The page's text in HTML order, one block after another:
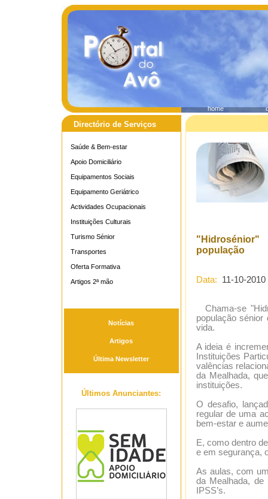
home
Directório de Serviços
Saúde & Bem-estar
Apoio Domiciliário
Equipamentos Sociais
Equipamento Geriátrico
Actividades Ocupacionais
Instituições Culturais
Turismo Sénior
Transportes
Oferta Formativa
Artigos 2ª mão
Notícias
Artigos
Última Newsletter
Últimos Anunciantes:
população
Data: 11-10-2010
Chama-se
população
vida.
A ideia é
Instituições
valências
da Mealhada,
instituições.
O desafio,
regular de uma
bem-estar e
E, como dentro
e em segurança,
As aulas, com
da Mealhada,
IPSS’s.